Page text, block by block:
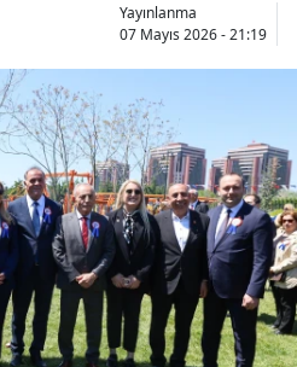
Yayınlanma
07 Mayıs 2026 - 21:19